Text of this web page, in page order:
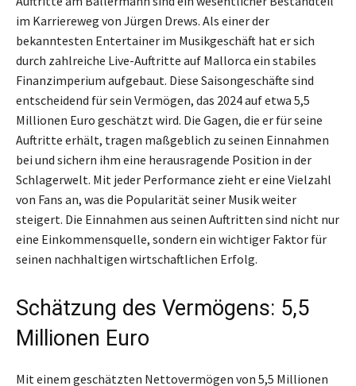
im Karriereweg von Jürgen Drews. Als einer der
bekanntesten Entertainer im Musikgeschäft hat er sich
durch zahlreiche Live-Auftritte auf Mallorca ein stabiles
Finanzimperium aufgebaut. Diese Saisongeschäfte sind
entscheidend für sein Vermögen, das 2024 auf etwa 5,5
Millionen Euro geschätzt wird. Die Gagen, die er für seine
Auftritte erhält, tragen maßgeblich zu seinen Einnahmen
bei und sichern ihm eine herausragende Position in der
Schlagerwelt. Mit jeder Performance zieht er eine Vielzahl
von Fans an, was die Popularität seiner Musik weiter
steigert. Die Einnahmen aus seinen Auftritten sind nicht nur
eine Einkommensquelle, sondern ein wichtiger Faktor für
seinen nachhaltigen wirtschaftlichen Erfolg.
Schätzung des Vermögens: 5,5
Millionen Euro
Mit einem geschätzten Nettovermögen von 5,5 Millionen